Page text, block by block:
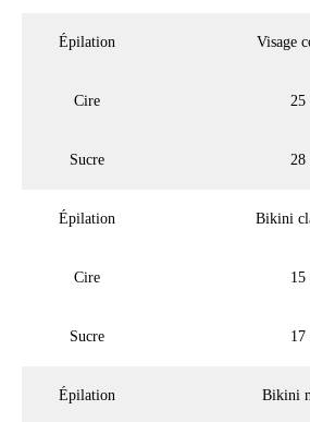
Épilation Visage
Cire 25
Sucre 28
Épilation Bikini
Cire 15
Sucre 17
Épilation Bikini